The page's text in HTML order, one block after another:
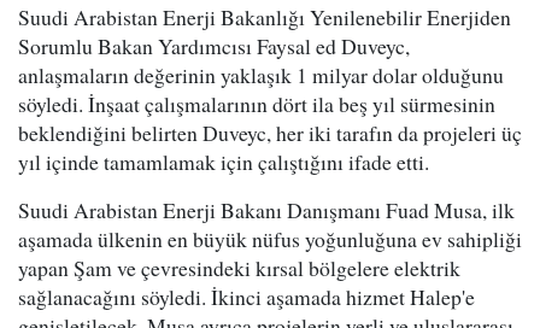
Suudi Arabistan Enerji Bakanlığı Yenilenebilir Enerjiden
Sorumlu Bakan Yardımcısı Faysal ed Duveyc,
anlaşmaların değerinin yaklaşık 1 milyar dolar olduğunu
söyledi. İnşaat çalışmalarının dört ila beş yıl sürmesinin
beklendiğini belirten Duveyc, her iki tarafın da projeleri üç
yıl içinde tamamlamak için çalıştığını ifade etti.
Suudi Arabistan Enerji Bakanı Danışmanı Fuad Musa, ilk
aşamada ülkenin en büyük nüfus yoğunluğuna ev sahipliği
yapan Şam ve çevresindeki kırsal bölgelere elektrik
sağlanacağını söyledi. İkinci aşamada hizmet Halep'e